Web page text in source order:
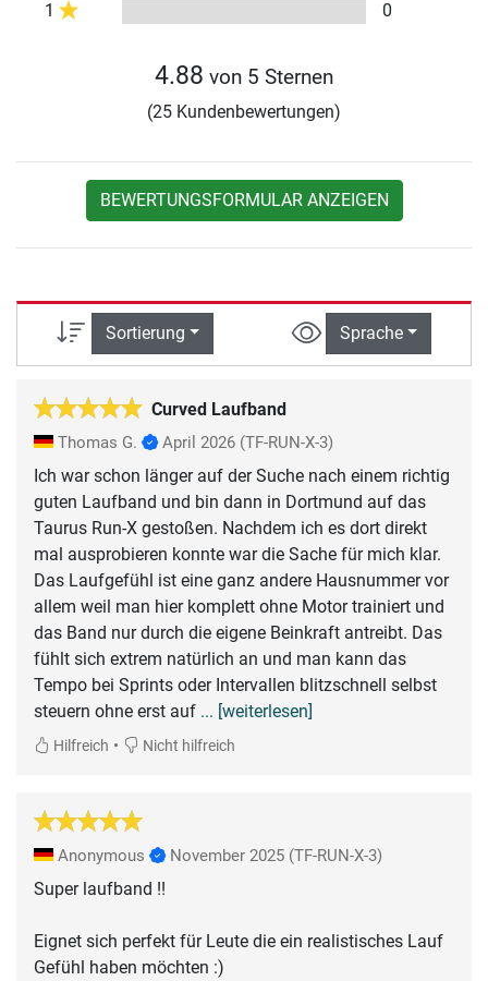
1
0
4.88 von 5 Sternen
(25 Kundenbewertungen)
BEWERTUNGSFORMULAR ANZEIGEN
Sortierung Sprache
Curved Laufband
Thomas G. April 2026 (TF-RUN-X-3)
Ich war schon länger auf der Suche nach einem richtig
guten Laufband und bin dann in Dortmund auf das
Taurus Run-X gestoßen. Nachdem ich es dort direkt
mal ausprobieren konnte war die Sache für mich klar.
Das Laufgefühl ist eine ganz andere Hausnummer vor
allem weil man hier komplett ohne Motor trainiert und
das Band nur durch die eigene Beinkraft antreibt. Das
fühlt sich extrem natürlich an und man kann das
Tempo bei Sprints oder Intervallen blitzschnell selbst
steuern ohne erst auf ... [weiterlesen]
Hilfreich • Nicht hilfreich
Anonymous November 2025 (TF-RUN-X-3)
Super laufband !!
Eignet sich perfekt für Leute die ein realistisches Lauf
Gefühl haben möchten :)